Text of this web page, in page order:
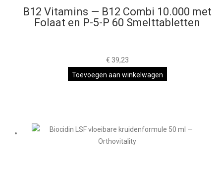
B12 Vitamins — B12 Combi 10.000 met
Folaat en P-5-P 60 Smelttabletten
€ 39,23
Toevoegen aan winkelwagen